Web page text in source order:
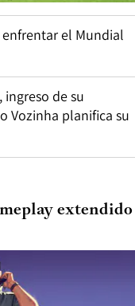
enfrentar el Mundial
de su
Vozinha planifica su
extendido